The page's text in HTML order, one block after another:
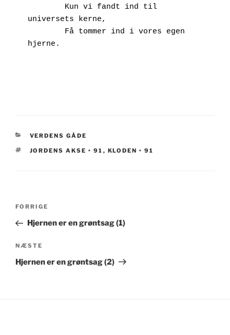
universets kerne,
hjerne.
KATEGORIER
VERDENS GÅDE
TAGS
JORDENS AKSE • 91 , KLODEN • 91
Indlægsnavigation
Forrige
indlæg
FORRIGE
Hjernen er en grøntsag (1)
Næste
indlæg
NÆSTE
Hjernen er en grøntsag (2)